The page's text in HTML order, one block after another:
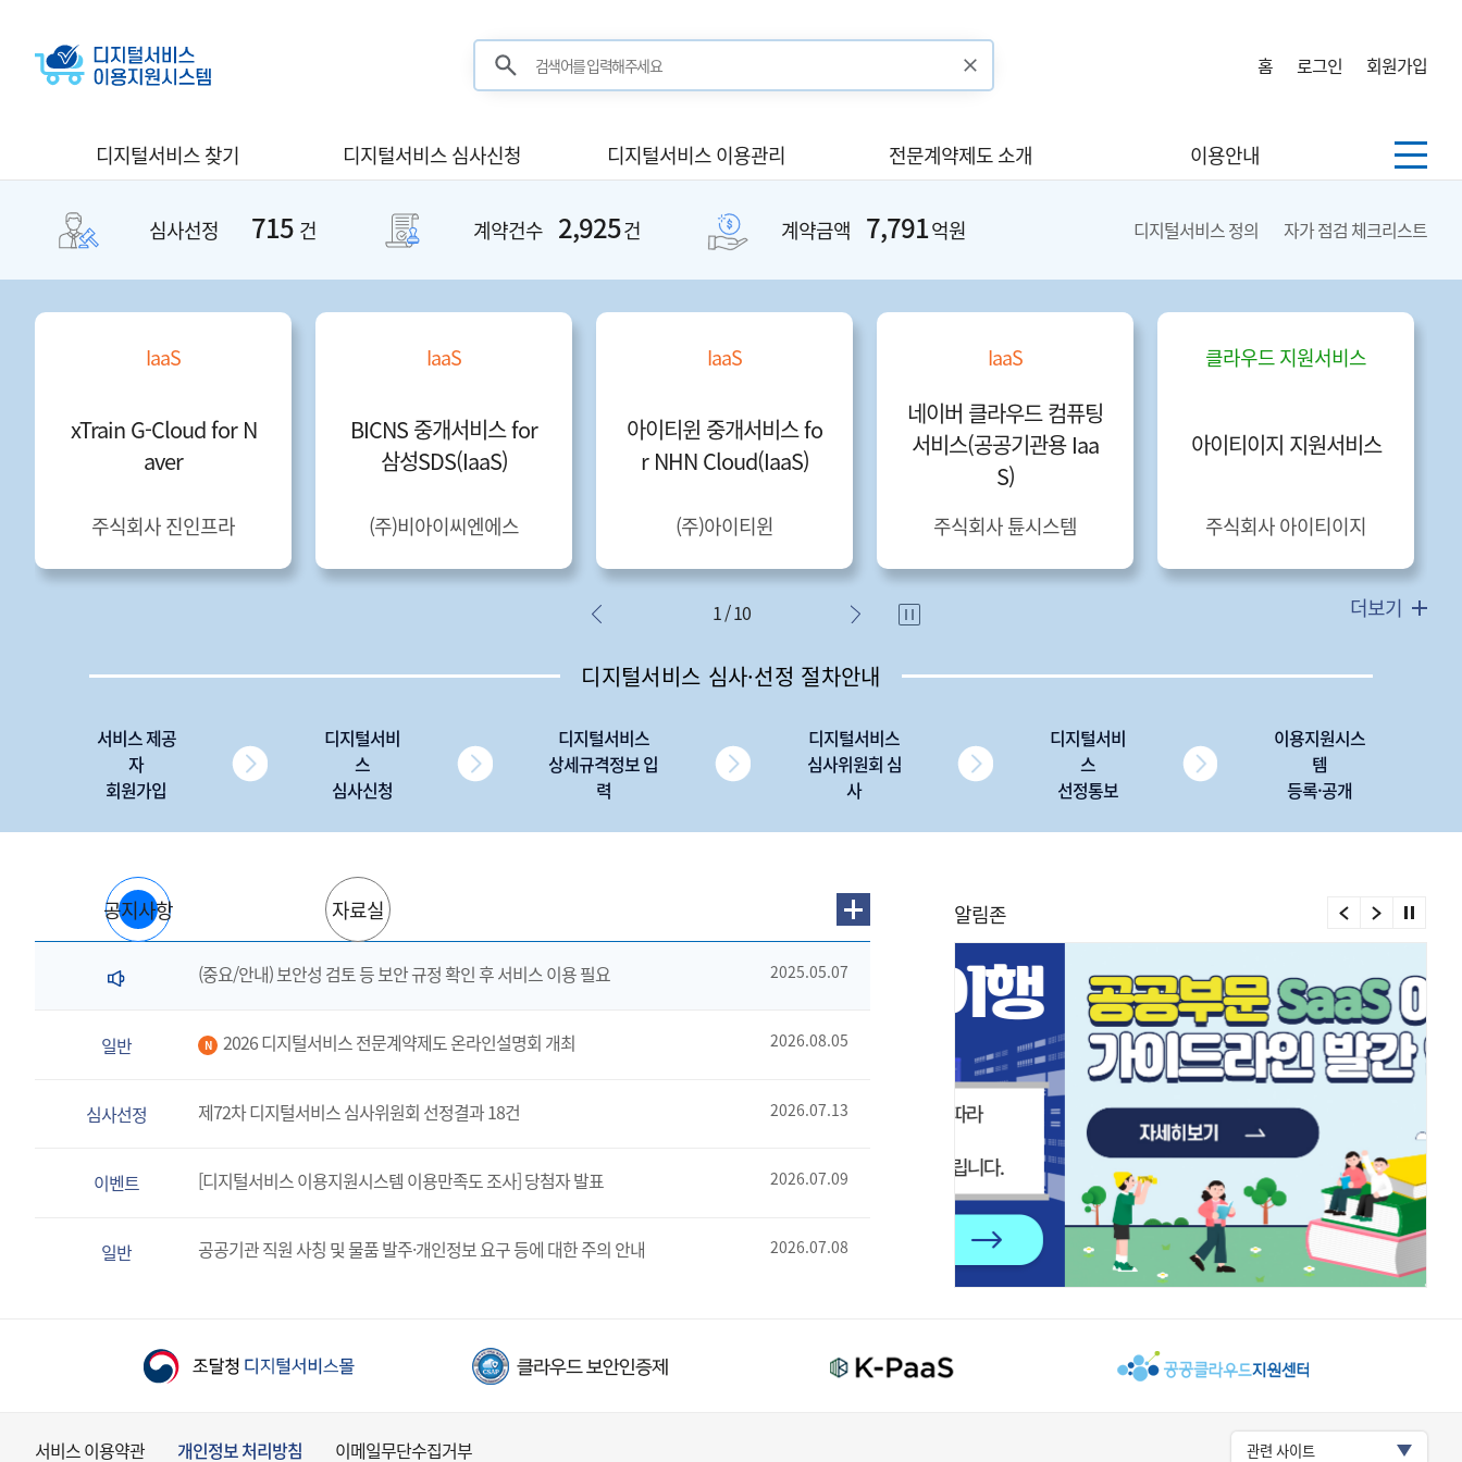
검색어를 입력해주세요 홈 로그인 회원가입
디지털서비스 찾기 디지털서비스 심사신청 디지털서비스 이용관리 전문계약제도 소개 이용안내
심사선정 715 건 계약건수 2,925건 계약금액 7,791억원 디지털서비스 정의 자가 점검 체크리스트
IaaS
xTrain G-Cloud for N
aver
주식회사 진인프라
IaaS
BICNS 중개서비스 for
삼성SDS(IaaS)
(주)비아이씨엔에스
IaaS
아이티윈 중개서비스 fo
r NHN Cloud(IaaS)
(주)아이티윈
IaaS
네이버 클라우드 컴퓨팅
서비스(공공기관용 Iaa
S)
주식회사 튠시스템
클라우드 지원서비스
아이티이지 지원서비스
주식회사 아이티이지
1 / 10 더보기
디지털서비스 심사·선정 절차안내
서비스 제공
자
회원가입
디지털서비
스
심사신청
디지털서비스
상세규격정보 입
력
디지털서비스
심사위원회 심
사
디지털서비
스
선정통보
이용지원시스
템
등록·공개
공지사항 자료실
(중요/안내) 보안성 검토 등 보안 규정 확인 후 서비스 이용 필요 2025.05.07
일반 N 2026 디지털서비스 전문계약제도 온라인설명회 개최 2026.08.05
심사선정 제72차 디지털서비스 심사위원회 선정결과 18건 2026.07.13
이벤트 [디지털서비스 이용지원시스템 이용만족도 조사] 당첨자 발표 2026.07.09
일반 공공기관 직원 사칭 및 물품 발주·개인정보 요구 등에 대한 주의 안내 2026.07.08
알림존
서비스 이용약관 개인정보 처리방침 이메일무단수집거부 관련 사이트